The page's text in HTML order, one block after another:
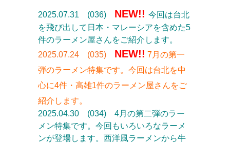
2025.07.31 (036) NEW!! 今回は台北
を飛び出して日本・マレーシアを含めた5
件のラーメン屋さんをご紹介します。
2025.07.24 (035)
NEW!! 7月の第一
弾のラーメン特集です。今回は台北を中
心に4件・高雄1件のラーメン屋さんをご
紹介します。
2025.04.30 (034) 4月の第二弾のラー
メン特集です。今回もいろいろなラーメ
ンが登場します。西洋風ラーメンから牛